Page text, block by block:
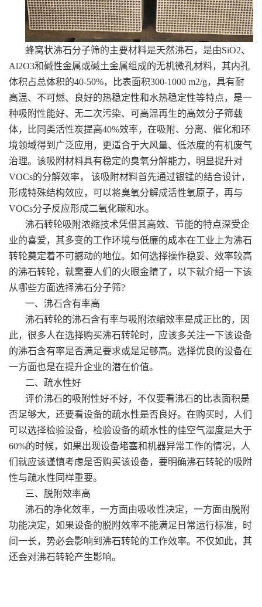
蜂窝状沸石分子筛的主要材料是天然沸石，是由SiO2、
Al2O3和碱性金属或碱土金属组成的无机微孔材料，其内孔
体积占总体积的40-50%，比表面积300-1000 m2/g，具有耐
高温、不可燃、良好的热稳定性和水热稳定性等特点，是一
种吸附性能好、无二次污染、可高温再生的高效分子筛载
体，比同类活性炭提高40%效率，在吸附、分离、催化和环
境领域得到广泛应用，更适合于大风量、低浓度的有机废气
治理。该吸附材料具有稳定的臭氧分解能力，明显提升对
VOCs的分解效率， 该吸附材料首先通过银锰的结合设计，
形成特殊结构效应，可以将臭氧分解成活性氧原子，再与
VOCs分子反应形成二氧化碳和水。
沸石转轮吸附浓缩技术凭借其高效、节能的特点深受企
业的喜爱，其多变的工作环境与低廉的成本在工业上为沸石
转轮奠定着不可撼动的地位。如何选择操作稳妥、效率较高
的沸石转轮，就需要人们的火眼金睛了，以下就介绍一下该
从哪些方面选择沸石分子筛?
一、沸石含有率高
沸石转轮的沸石含有率与吸附浓缩效率是成正比的，因
此，很多人在选择购买沸石转轮时，应该多关注一下该设备
的沸石含有率是否满足要求或是足够高。选择优良的设备在
一方面也是在提升企业的潜在价值。
二、疏水性好
评价沸石的吸附性好不好，不仅要看沸石的比表面积是
否足够大，还要看设备的疏水性是否良好。在购买时，人们
可以选择检验设备，检验设备的疏水性的佳空气湿度是大于
60%的时候，如果出现设备堵塞和机器异常工作的情况，人
们就应该谨慎考虑是否购买该设备，要明确沸石转轮的吸附
性与疏水性同样重要。
三、脱附效率高
沸石的净化效率，一方面由吸收性决定，一方面由脱附
功能决定，如果设备的脱附效率不能满足日常运行标准，时
间一长，势必会影响到沸石转轮的工作效率。不仅如此，其
还会对沸石转轮产生影响。